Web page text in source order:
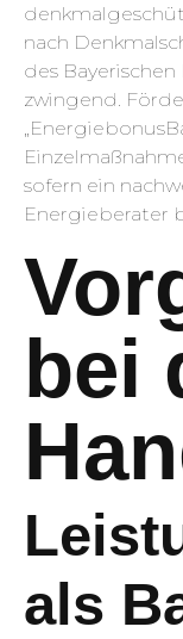
nach
des
zwingend.
sofern ein
Energieberater
bei
als